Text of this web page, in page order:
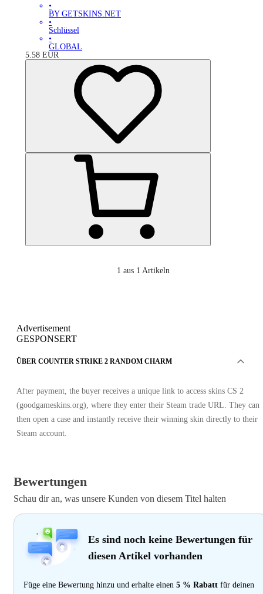
•
BY GETSKINS.NET
•
Schlüssel
•
GLOBAL
5.58 EUR
1 aus 1 Artikeln
Advertisement
GESPONSERT
ÜBER COUNTER STRIKE 2 RANDOM CHARM
After payment, the buyer receives a unique link to access skins CS 2
(goodgameskins.org), where they enter their Steam trade URL. They can
then open a case and instantly receive their winning skin directly to their
Steam account.
Bewertungen
Schau dir an, was unsere Kunden von diesem Titel halten
Es sind noch keine Bewertungen für
diesen Artikel vorhanden
Füge eine Bewertung hinzu und erhalte einen 5 % Rabatt für deinen